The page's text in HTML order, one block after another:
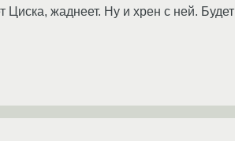
жаднеет. Ну и хрен с ней. Будет